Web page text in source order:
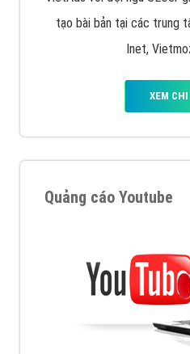
tạo bài bản tại các trung
Inet,
XEM
Quảng cáo Youtube